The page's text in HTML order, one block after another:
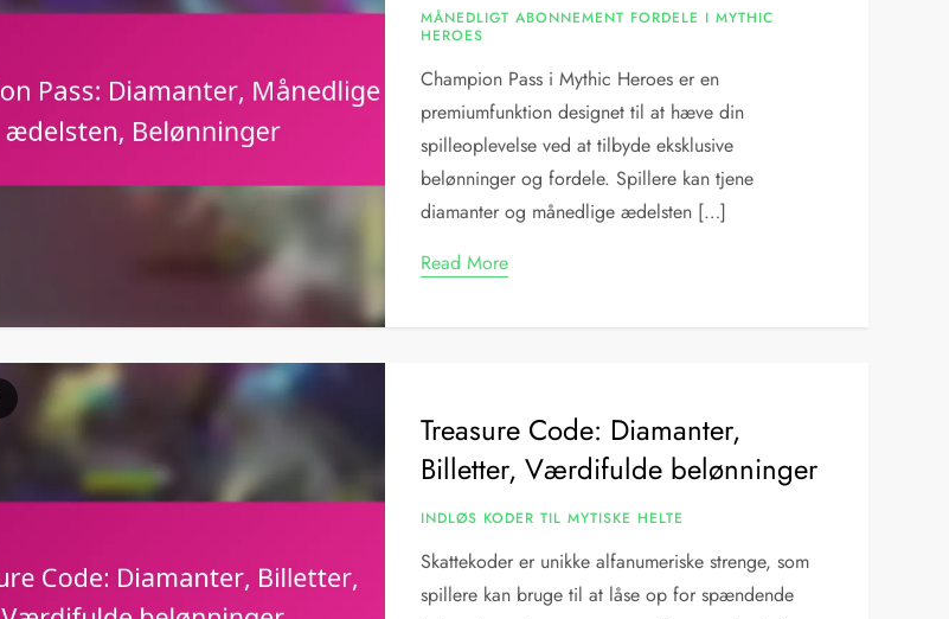
MÅNEDLIGT ABONNEMENT FORDELE I MYTHIC
HEROES
Champion Pass i Mythic Heroes er en
premiumfunktion designet til at hæve din
spilleoplevelse ved at tilbyde eksklusive
belønninger og fordele. Spillere kan tjene
diamanter og månedlige ædelsten […]
Read More
Treasure Code: Diamanter,
Billetter, Værdifulde belønninger
INDLØS KODER TIL MYTISKE HELTE
Skattekoder er unikke alfanumeriske strenge, som
spillere kan bruge til at låse op for spændende